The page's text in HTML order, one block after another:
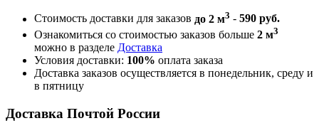
Стоимость доставки для заказов до 2 м3 - 590 руб.
Ознакомиться со стоимостью заказов больше 2 м3
можно в разделе Доставка
Условия доставки: 100% оплата заказа
Доставка заказов осуществляется в понедельник, среду и
в пятницу
Доставка Почтой России